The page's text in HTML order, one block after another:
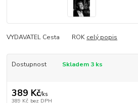
VYDAVATEL Cesta ROK celý popis
Dostupnost Skladem 3 ks
389 Kč/ks
389 Kč bez DPH